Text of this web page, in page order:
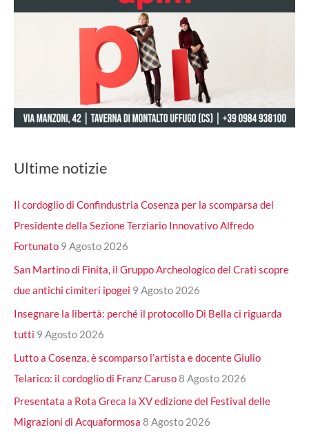
Ultime notizie
Il cordoglio di Confindustria Cosenza per la scomparsa del
Presidente della Sezione Terziario Innovativo Alfredo
Fortunato 9 Agosto 2026
San Martino di Finita, il Gruppo Archeologico del Crati scopre
due antichi cimiteri ipogei 9 Agosto 2026
Insegnare la libertà: perché il protocollo Di Bella ci riguarda
tutti 9 Agosto 2026
Lutto a Cosenza, è scomparso l’artista e docente Giulio
Telarico: il cordoglio di Franz Caruso8 Agosto 2026
Presentata a Rota Greca la XV edizione del Festival delle
Migrazioni di Acquaformosa 8 Agosto 2026